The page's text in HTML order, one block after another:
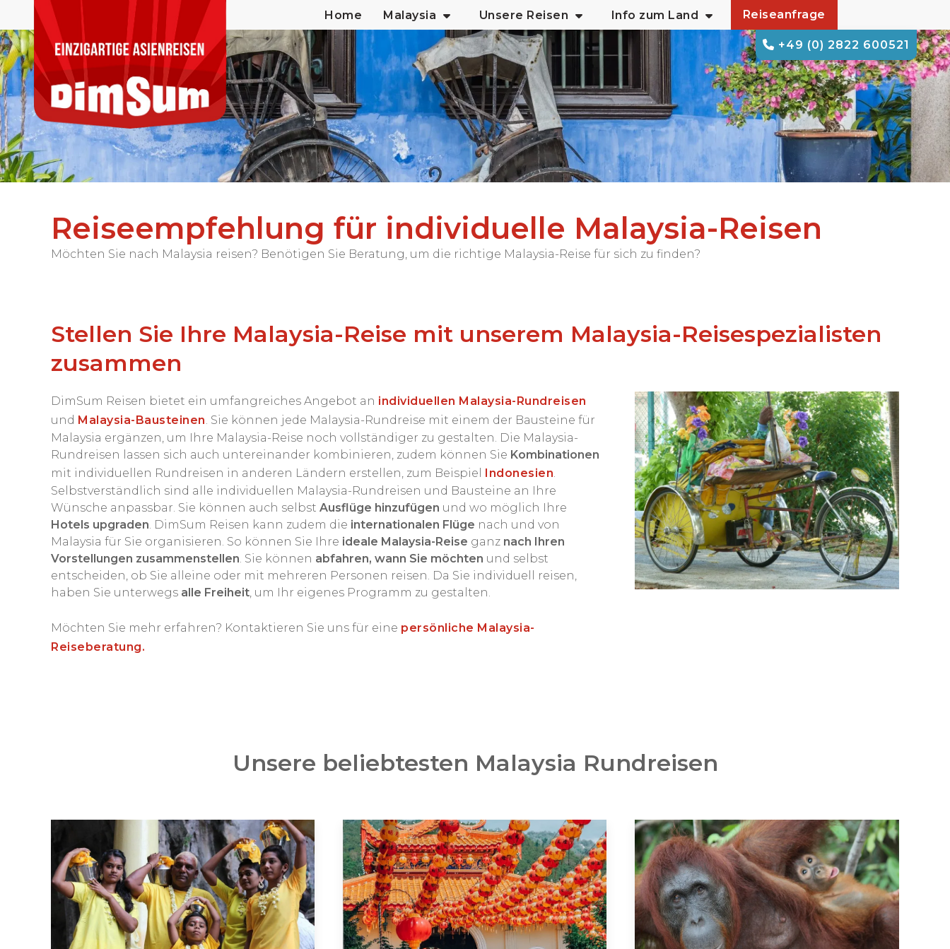
+49 (0) 2822 600521
Home Malaysia Unsere Reisen Info zum Land Reiseanfrage
Reiseempfehlung für individuelle Malaysia-Reisen
Möchten Sie nach Malaysia reisen? Benötigen Sie Beratung, um die richtige Malaysia-Reise für sich zu finden?
Stellen Sie Ihre Malaysia-Reise mit unserem Malaysia-Reisespezialisten
zusammen
DimSum Reisen bietet ein umfangreiches Angebot an individuellen Malaysia-Rundreisen
und Malaysia-Bausteinen. Sie können jede Malaysia-Rundreise mit einem der Bausteine für
Malaysia ergänzen, um Ihre Malaysia-Reise noch vollständiger zu gestalten. Die Malaysia-
Rundreisen lassen sich auch untereinander kombinieren, zudem können Sie Kombinationen
mit individuellen Rundreisen in anderen Ländern erstellen, zum Beispiel Indonesien.
Selbstverständlich sind alle individuellen Malaysia-Rundreisen und Bausteine an Ihre
Wünsche anpassbar. Sie können auch selbst Ausflüge hinzufügen und wo möglich Ihre
Hotels upgraden. DimSum Reisen kann zudem die internationalen Flüge nach und von
Malaysia für Sie organisieren. So können Sie Ihre ideale Malaysia-Reise ganz nach Ihren
Vorstellungen zusammenstellen. Sie können abfahren, wann Sie möchten und selbst
entscheiden, ob Sie alleine oder mit mehreren Personen reisen. Da Sie individuell reisen,
haben Sie unterwegs alle Freiheit, um Ihr eigenes Programm zu gestalten.
Möchten Sie mehr erfahren? Kontaktieren Sie uns für eine persönliche Malaysia-
Reiseberatung.
Unsere beliebtesten Malaysia Rundreisen